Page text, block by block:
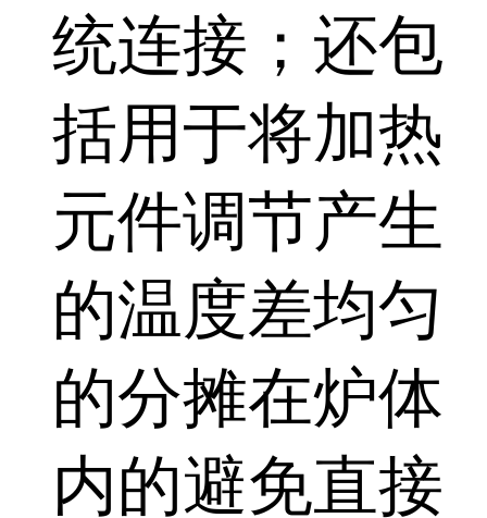
统连接；还包
括用于将加热
元件调节产生
的温度差均匀
的分摊在炉体
内的避免直接